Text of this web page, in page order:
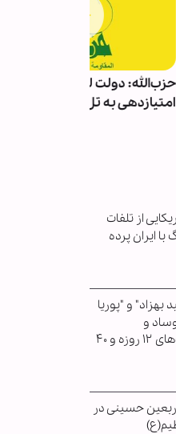
و
متوقف کند
از تلفات
ایران پرده
بهزاد" و "پوریا
و
اینترنشنال در جنگ‌های ۱۲ روزه و ۴۰
حسینی در